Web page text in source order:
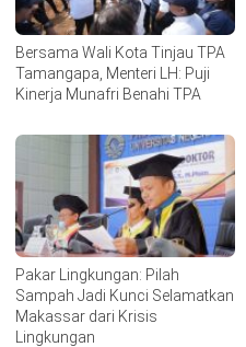
Bersama Wali Kota Tinjau TPA
Tamangapa, Menteri LH: Puji
Kinerja Munafri Benahi TPA
Pakar Lingkungan: Pilah
Sampah Jadi Kunci Selamatkan
Makassar dari Krisis
Lingkungan